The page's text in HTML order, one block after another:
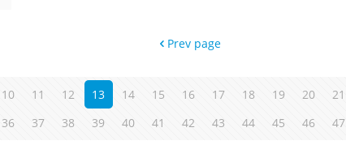
Prev page
10 11 12 13 14 15 16 17 18 19 20 21
36 37 38 39 40 41 42 43 44 45 46 47